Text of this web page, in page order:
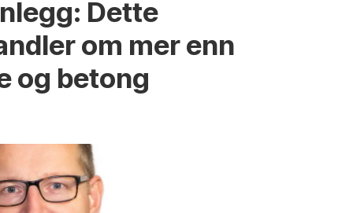
Dette
om mer enn
og betong